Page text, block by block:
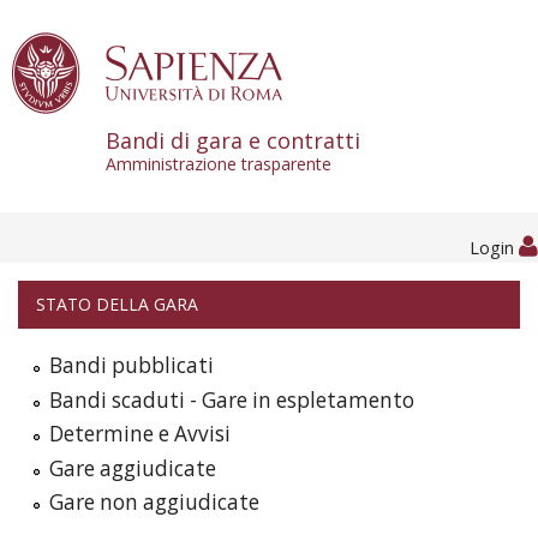
Bandi di gara e contratti
Amministrazione trasparente
Login
STATO DELLA GARA
Bandi pubblicati
Bandi scaduti - Gare in espletamento
Determine e Avvisi
Gare aggiudicate
Gare non aggiudicate